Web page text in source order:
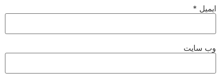
ایمیل*
وب‌ سایت